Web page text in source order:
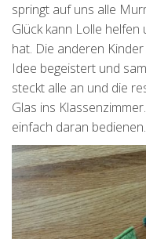
springt auf uns alle
Glück kann Lolle
hat. Die anderen
Idee begeistert und
steckt alle an und die
Glas ins
einfach daran bedienen.